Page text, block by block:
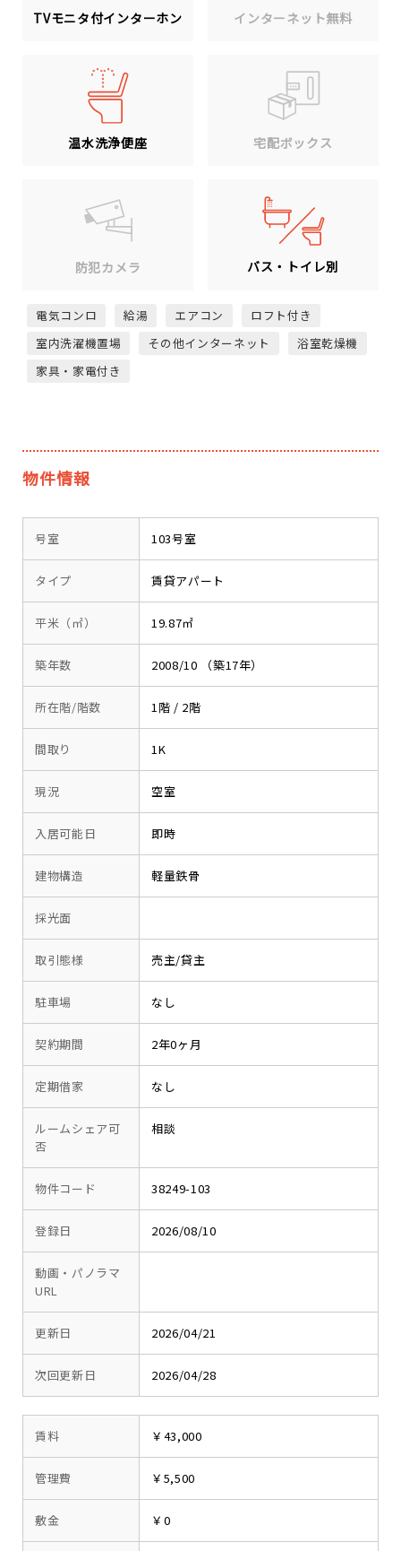
TVモニタ付インターホン インターネット無料
温水洗浄便座 宅配ボックス
防犯カメラ バス・トイレ別
電気コンロ 給湯 エアコン
ロフト付き
室内洗濯機置場
その他インターネット
浴室乾燥機
家具・家電付き
物件情報
号室 103号室
タイプ 賃貸アパート
平米（㎡） 19.87㎡
築年数 2008/10 （築17年）
所在階/階数 1階 / 2階
間取り 1K
現況 空室
入居可能日 即時
建物構造 軽量鉄骨
採光面
取引態様 売主/貸主
駐車場 なし
契約期間 2年0ヶ月
定期借家 なし
ルームシェア可
否
相談
物件コード 38249-103
登録日 2026/08/10
動画・パノラマ
URL
更新日 2026/04/21
次回更新日 2026/04/28
賃料 ￥43,000
管理費 ￥5,500
敷金 ￥0